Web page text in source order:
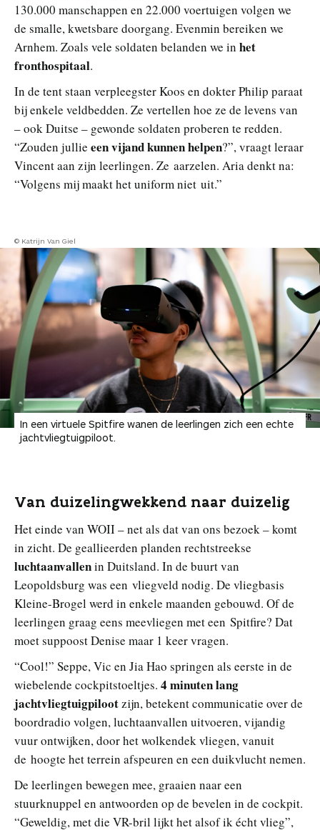
130.000 manschappen en 22.000 voertuigen volgen we
de smalle, kwetsbare doorgang. Evenmin bereiken we
Arnhem. Zoals vele soldaten belanden we in het
fronthospitaal.
In de tent staan verpleegster Koos en dokter Philip paraat
bij enkele veldbedden. Ze vertellen hoe ze de levens van
– ook Duitse – gewonde soldaten proberen te redden.
“Zouden jullie een vijand kunnen helpen?”, vraagt leraar
Vincent aan zijn leerlingen. Ze aarzelen. Aria denkt na:
“Volgens mij maakt het uniform niet uit.”
© Katrijn Van Giel
In een virtuele Spitfire wanen de leerlingen zich een echte
jachtvliegtuigpiloot.
Van duizelingwekkend naar duizelig
Het einde van WOII – net als dat van ons bezoek – komt
in zicht. De geallieerden planden rechtstreekse
luchtaanvallenin Duitsland. In de buurt van
Leopoldsburg was een vliegveld nodig. De vliegbasis
Kleine-Brogel werd in enkele maanden gebouwd. Of de
leerlingen graag eens meevliegen met een Spitfire? Dat
moet suppoost Denise maar 1 keer vragen.
“Cool!” Seppe, Vic en Jia Hao springen als eerste in de
wiebelende cockpitstoeltjes. 4 minuten lang
jachtvliegtuigpilootzijn, betekent communicatie over de
boordradio volgen, luchtaanvallen uitvoeren, vijandig
vuur ontwijken, door het wolkendek vliegen, vanuit
de hoogte het terrein afspeuren en een duikvlucht nemen.
De leerlingen bewegen mee, graaien naar een
stuurknuppel en antwoorden op de bevelen in de cockpit.
“Geweldig, met die VR-bril lijkt het alsof ik écht vlieg”,